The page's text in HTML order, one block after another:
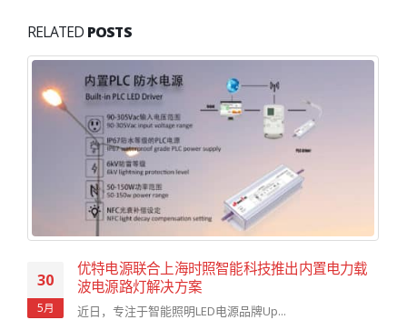
RELATED POSTS
30
5月
优特电源联合上海时照智能科技推出内置电力载
波电源路灯解决方案
近日，专注于智能照明LED电源品牌Up...